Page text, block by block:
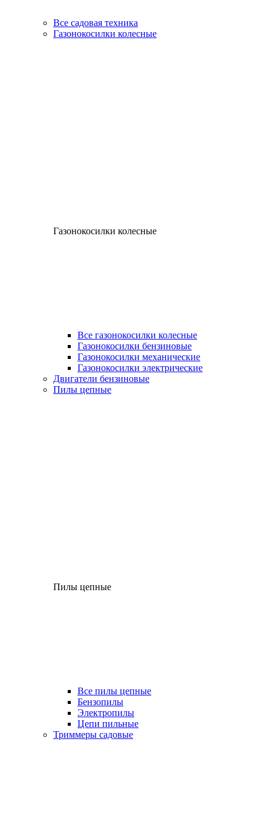
Все садовая техника
Газонокосилки колесные
Газонокосилки колесные
Все газонокосилки колесные
Газонокосилки бензиновые
Газонокосилки механические
Газонокосилки электрические
Двигатели бензиновые
Пилы цепные
Пилы цепные
Все пилы цепные
Бензопилы
Электропилы
Цепи пильные
Триммеры садовые